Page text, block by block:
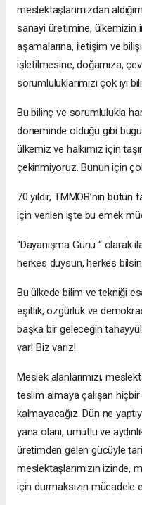
meslektaşlarımızdan
sanayi üretimine, ülkemizin
aşamalarına, iletişim ve
işletilmesine, doğamıza,
sorumluluklarımızı çok iyi
Bu bilinç ve sorumlulukla
döneminde olduğu gibi
ülkemiz ve halkımız için
çekinmiyoruz. Bunun için
70 yıldır, TMMOB’nin
için verilen işte bu emek
“Dayanışma Günü “ olarak
herkes duysun, herkes
Bu ülkede bilim ve tekniği
eşitlik, özgürlük ve
başka bir geleceğin
var! Biz varız!
Meslek alanlarımızı,
teslim almaya çalışan
kalmayacağız. Dün ne
yana olanı, umutlu ve
üretimden gelen gücüyle
meslektaşlarımızın izinde,
için durmaksızın mücadele